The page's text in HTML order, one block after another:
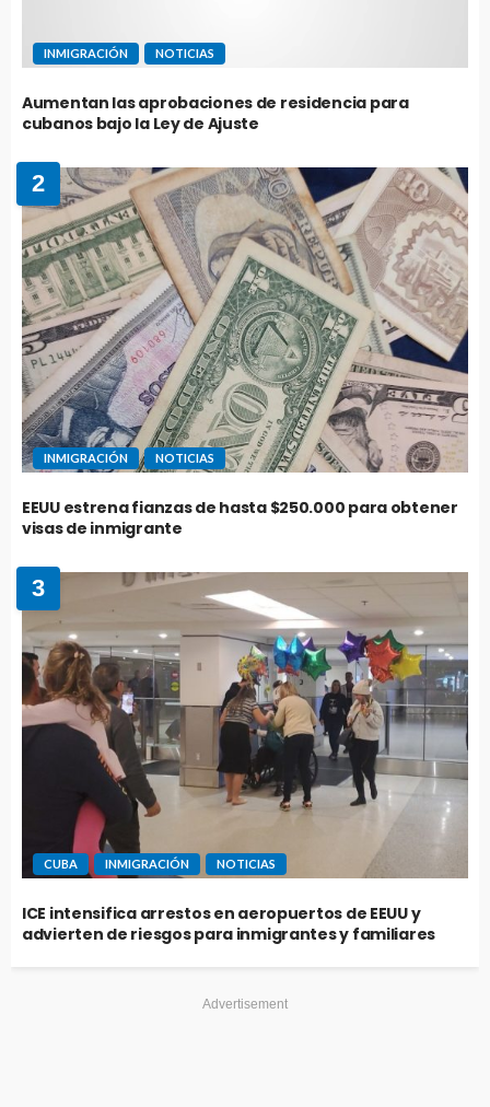
INMIGRACIÓN NOTICIAS
Aumentan las aprobaciones de residencia para
cubanos bajo la Ley de Ajuste
2
INMIGRACIÓN NOTICIAS
EEUU estrena fianzas de hasta $250.000 para obtener
visas de inmigrante
3
CUBA INMIGRACIÓN NOTICIAS
ICE intensifica arrestos en aeropuertos de EEUU y
advierten de riesgos para inmigrantes y familiares
Advertisement